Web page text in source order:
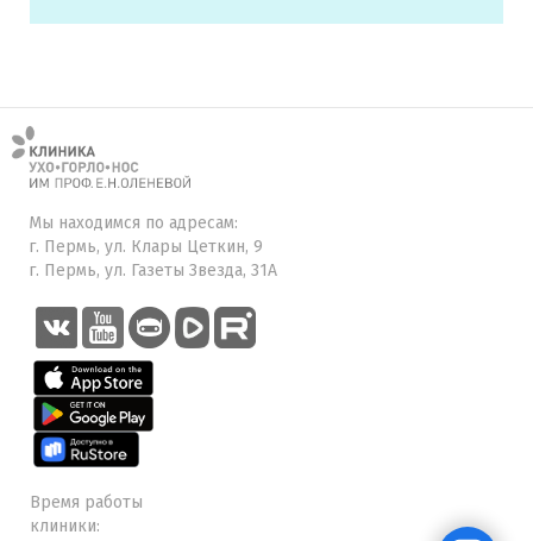
Мы находимся по адресам:
г. Пермь, ул. Клары Цеткин, 9
г. Пермь, ул. Газеты Звезда, 31А
Время работы
клиники: